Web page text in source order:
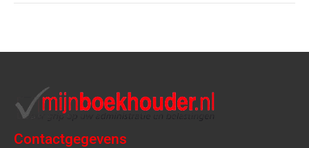
Contactgegevens